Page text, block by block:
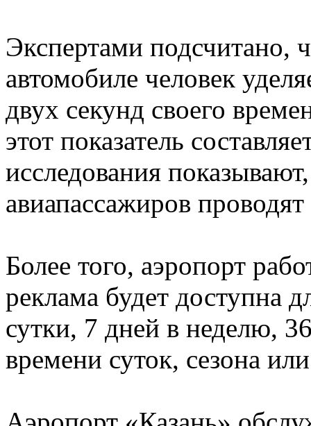
Экспертами подсчитано,
автомобиле человек
двух секунд своего
этот показатель
исследования
авиапассажиров
Более того, аэропорт
реклама будет доступна
сутки, 7 дней в неделю,
времени суток, сезона